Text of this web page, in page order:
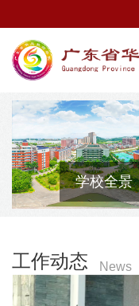
学校全景
工作动态 News